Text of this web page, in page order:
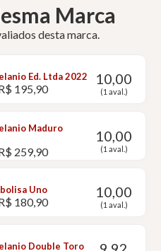
Marca
desta marca.
Ed. Ltda 2022
195,90
10,00
(1 aval.)
Maduro
259,90
10,00
(1 aval.)
Uno
180,90
10,00
(1 aval.)
Double Toro